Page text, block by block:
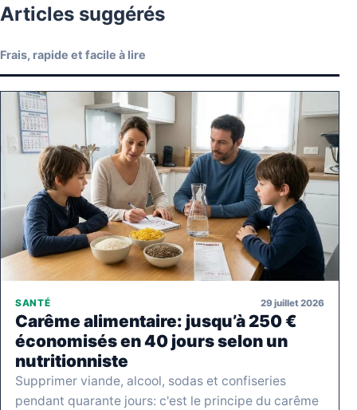
Articles suggérés
Frais, rapide et facile à lire
SANTÉ 29 juillet 2026
Carême alimentaire: jusqu’à 250 €
économisés en 40 jours selon un
nutritionniste
Supprimer viande, alcool, sodas et confiseries
pendant quarante jours: c'est le principe du carême